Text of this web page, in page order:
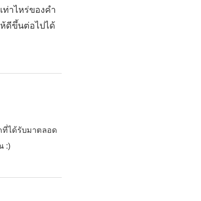
ท่าไหร่ของคำ
ดีขึ้นต่อไปได้
ที่ได้รับมาตลอด
:)